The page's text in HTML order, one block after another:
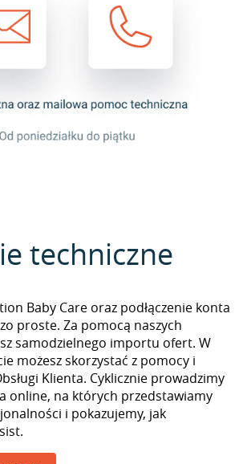
techniczne
Baby Care oraz podłączenie konta
proste. Za pomocą naszych
samodzielnego importu ofert. W
możesz skorzystać z pomocy i
Klienta. Cyklicznie prowadzimy
online, na których przedstawiamy
i pokazujemy, jak